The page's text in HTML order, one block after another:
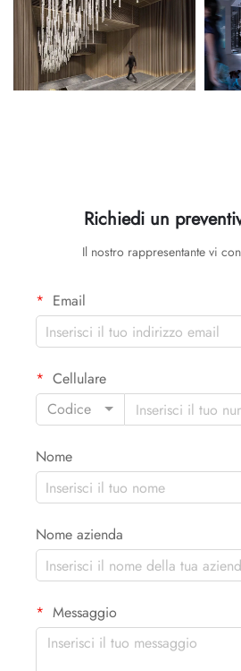
Richiedi un
Il nostro rappresentante vi
Email
Cellulare
Codice
Nome
Nome azienda
Messaggio